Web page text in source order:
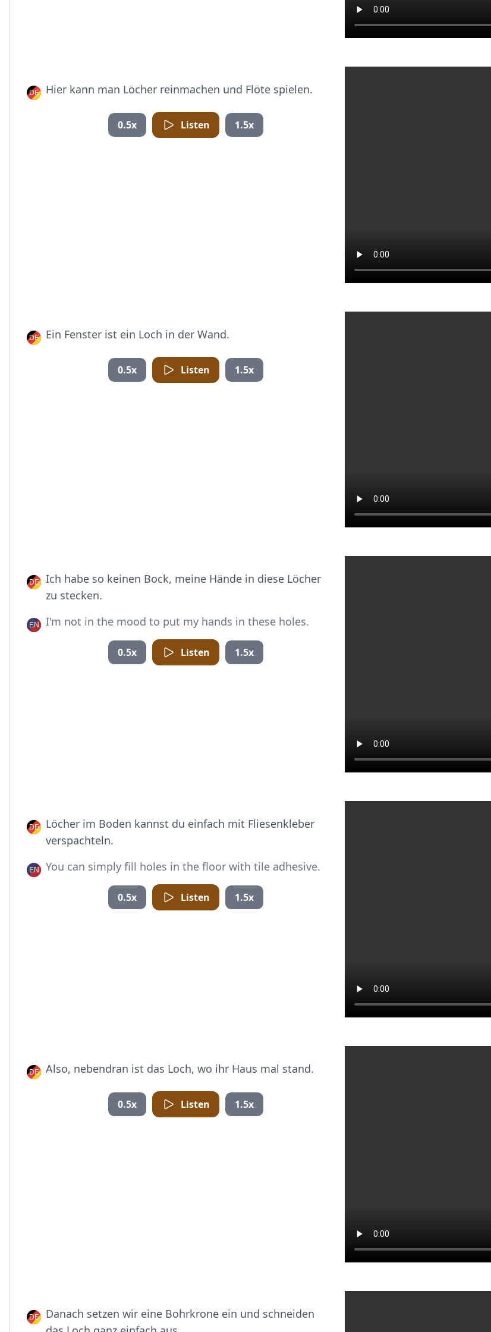
Hier kann man Löcher reinmachen und Flöte spielen.
0.5x Listen 1.5x
Ein Fenster ist ein Loch in der Wand.
0.5x Listen 1.5x
Ich habe so keinen Bock, meine Hände in diese Löcher
zu stecken.
I'm not in the mood to put my hands in these holes.
0.5x Listen 1.5x
Löcher im Boden kannst du einfach mit Fliesenkleber
verspachteln.
You can simply fill holes in the floor with tile adhesive.
0.5x Listen 1.5x
Also, nebendran ist das Loch, wo ihr Haus mal stand.
0.5x Listen 1.5x
Danach setzen wir eine Bohrkrone ein und schneiden